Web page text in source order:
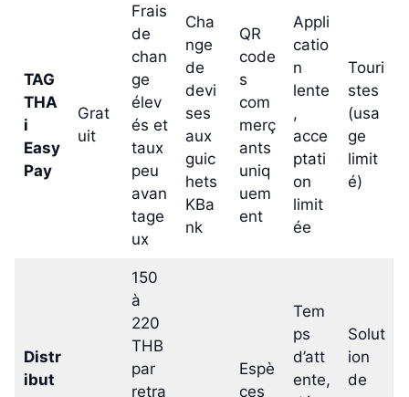
TAG
THA
i
Easy
Pay
Grat
uit
Frais
de
chan
ge
élev
és et
taux
peu
avan
tage
ux
Cha
nge
de
devi
ses
aux
guic
hets
KBa
nk
QR
code
s
com
merç
ants
uniq
uem
ent
Appli
catio
n
lente
,
acce
ptati
on
limit
ée
Touri
stes
(usa
ge
limit
é)
Distr
ibut
150
à
220
THB
par
retra
Espè
ces
Tem
ps
d’att
ente,
Solut
ion
de